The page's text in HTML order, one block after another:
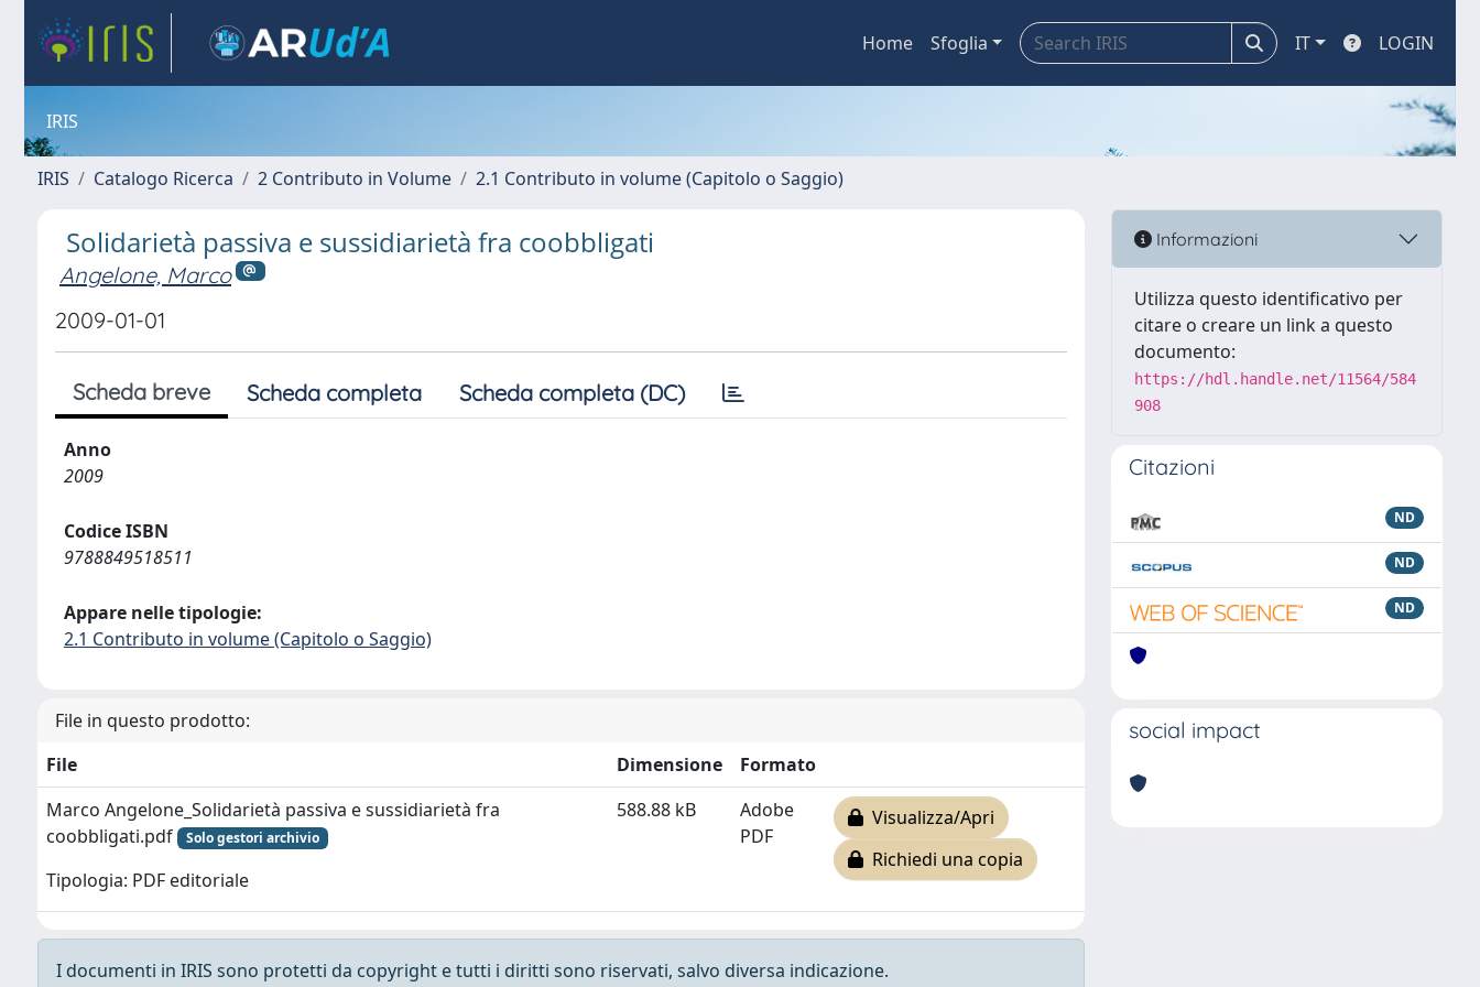
Home Sfoglia IT LOGIN
IRIS
IRIS Catalogo Ricerca 2 Contributo in Volume 2.1 Contributo in volume (Capitolo o Saggio)
Solidarietà passiva e sussidiarietà fra coobbligati
Angelone, Marco
2009-01-01
Scheda breve Scheda completa Scheda completa (DC)
Anno
2009
Codice ISBN
9788849518511
Appare nelle tipologie:
2.1 Contributo in volume (Capitolo o Saggio)
File in questo prodotto:
File
Dimensione
Formato
Marco Angelone_Solidarietà passiva e sussidiarietà fra
coobbligati.pdf
Solo gestori archivio
Tipologia: PDF editoriale
588.88 kB
Adobe
PDF
Visualizza/Apri
Richiedi una copia
I documenti in IRIS sono protetti da copyright e tutti i diritti sono riservati, salvo diversa indicazione.
Informazioni
Utilizza questo identificativo per
citare o creare un link a questo
documento:
https://hdl.handle.net/11564/584
908
Citazioni
ND
ND
ND
social impact